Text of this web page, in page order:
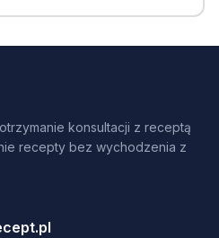
konsultacji z receptą
recepty bez wychodzenia z